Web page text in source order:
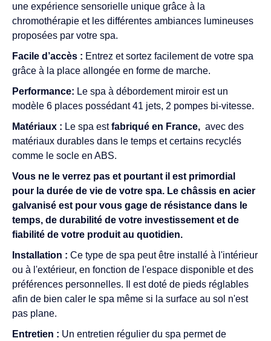
une expérience sensorielle unique grâce à la
chromothérapie et les différentes ambiances lumineuses
proposées par votre spa.
Facile d’accès : Entrez et sortez facilement de votre spa
grâce à la place allongée en forme de marche.
Performance: Le spa à débordement miroir est un
modèle 6 places possédant 41 jets, 2 pompes bi-vitesse.
Matériaux : Le spa estfabriqué en France, avec des
matériaux durables dans le temps et certains recyclés
comme le socle en ABS.
Vous ne le verrez pas et pourtant il est primordial
pour la durée de vie de votre spa. Le châssis en acier
galvanisé est pour vous gage de résistance dans le
temps, de durabilité de votre investissement et de
fiabilité de votre produit au quotidien.
Installation : Ce type de spa peut être installé à l'intérieur
ou à l'extérieur, en fonction de l'espace disponible et des
préférences personnelles. Il est doté de pieds réglables
afin de bien caler le spa même si la surface au sol n'est
pas plane.
Entretien : Un entretien régulier du spa permet de